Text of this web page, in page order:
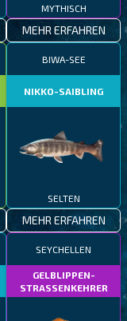
MYTHISCH
MEHR ERFAHREN
BIWA-SEE
NIKKO-SAIBLING
SELTEN
MEHR ERFAHREN
SEYCHELLEN
GELBLIPPEN-
STRASSENKEHRER